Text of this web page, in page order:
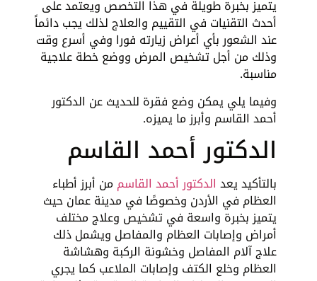
يتميز بخبرة طويلة في هذا التخصص ويعتمد على
أحدث التقنيات في التقييم والعلاج لذلك يجب دائماً
عند الشعور بأي أعراض زيارته فورا وفي أسرع وقت
وذلك من أجل تشخيص المرض ووضع خطة علاجية
مناسبة.
وفيما يلي يمكن وضع فقرة للحديث عن الدكتور
أحمد القاسم وأبرز ما يميزه.
الدكتور أحمد القاسم
بالتأكيد يعد الدكتور أحمد القاسممن أبرز أطباء
العظام في الأردن وخصوصًا في مدينة عمان حيث
يتميز بخبرة واسعة في تشخيص وعلاج مختلف
أمراض وإصابات العظام والمفاصل ويشمل ذلك
علاج آلام المفاصل وخشونة الركبة وهشاشة
العظام وخلع الكتف وإصابات الملاعب كما يجري